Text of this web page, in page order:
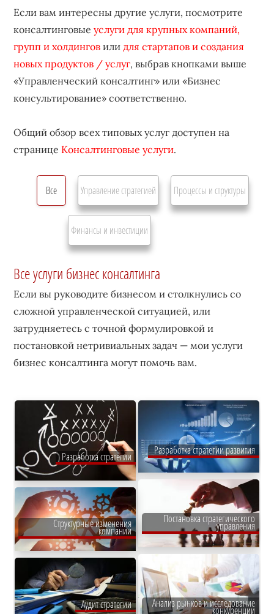
Если вам интересны другие услуги, посмотрите
консалтинговыеуслуги для крупных компаний,
групп и холдингов или для стартапов и создания
новых продуктов / услуг, выбрав кнопками выше
«Управленческий консалтинг» или «Бизнес
консультирование» соответственно.
Общий обзор всех типовых услуг доступен на
странице Консалтинговые услуги.
Все Управление стратегией Процессы и структуры
Финансы и инвестиции
Все услуги бизнес консалтинга
Если вы руководите бизнесом и столкнулись со
сложной управленческой ситуацией, или
затрудняетесь с точной формулировкой и
постановкой нетривиальных задач — мои услуги
бизнес консалтинга могут помочь вам.
Разработка стратегии Разработка стратегии развития
Постановка стратегического
управления
Структурные изменения
компании
Анализ рынков и исследование
конкуренции
Аудит стратегии